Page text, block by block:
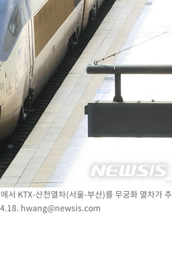
서 KTX-산천열차(서울-부산)를 무궁화 열차가 추
hwang@newsis.com